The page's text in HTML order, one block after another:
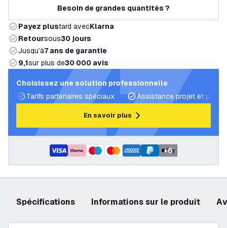
Besoin de grandes quantités ?
Payez plustard avecKlarna
Retoursous30 jours
Jusqu’à7 ans de garantie
9,1sur plus de30 000 avis
Choisissez une solution professionnelle
Tarifs partenaires spéciaux
Assistance projet et plans
En savoir plus
+6
Spécifications Informations sur le produit